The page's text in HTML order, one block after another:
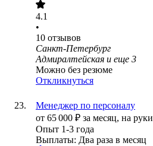
4.1
•
10 отзывов
Санкт-Петербург
Адмиралтейская и еще 3
Можно без резюме
Откликнуться
Менеджер по персоналу
от 65 000 ₽ за месяц, на руки
Опыт 1-3 года
Выплаты: Два раза в месяц